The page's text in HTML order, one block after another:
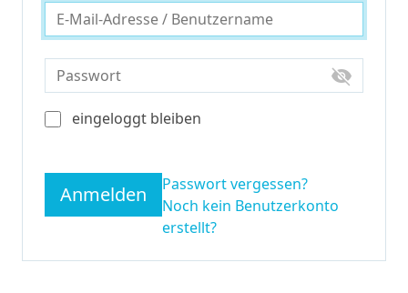
visibility_off
eingeloggt bleiben
Anmelden
Passwort vergessen?
Noch kein Benutzerkonto
erstellt?